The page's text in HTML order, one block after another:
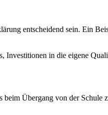
entscheidend sein. Ein
Investitionen in die eigene
beim Übergang von der Schule